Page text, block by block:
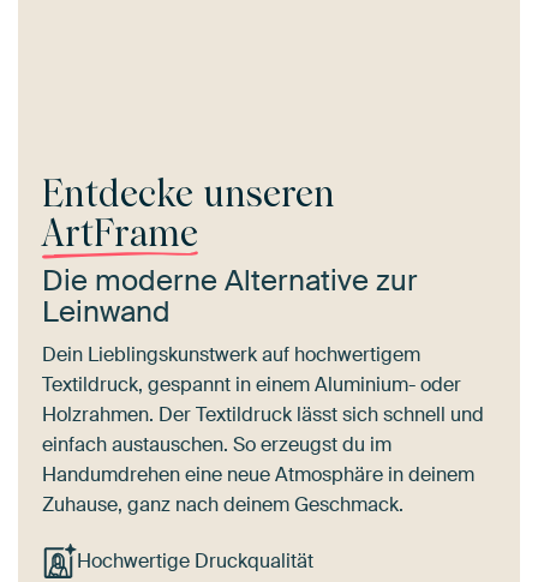
Entdecke unseren
ArtFrame
Die moderne Alternative zur
Leinwand
Dein Lieblingskunstwerk auf hochwertigem
Textildruck, gespannt in einem Aluminium- oder
Holzrahmen. Der Textildruck lässt sich schnell und
einfach austauschen. So erzeugst du im
Handumdrehen eine neue Atmosphäre in deinem
Zuhause, ganz nach deinem Geschmack.
Hochwertige Druckqualität